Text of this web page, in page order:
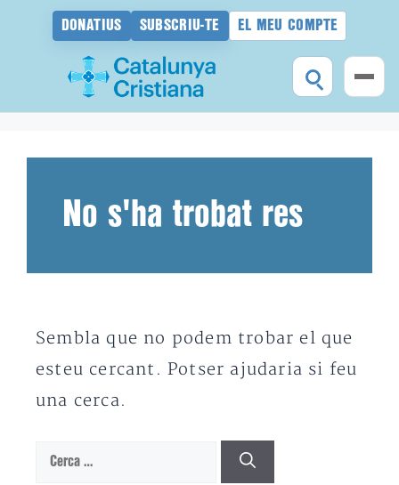
DONATIUS SUBSCRIU-TE EL MEU COMPTE
No s'ha trobat res
Sembla que no podem trobar el que
esteu cercant. Potser ajudaria si feu
una cerca.
Cerca: